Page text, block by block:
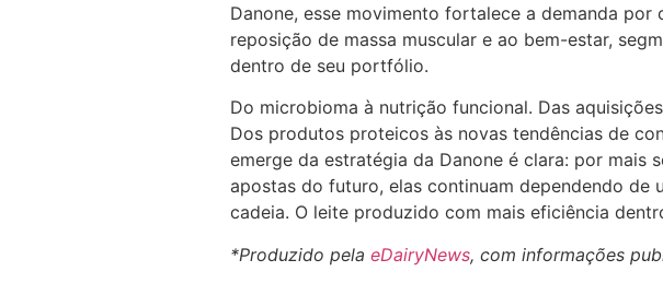
Danone, esse movimento fortalece a demanda por
reposição de massa muscular e ao bem-estar,
dentro de seu portfólio.
Do microbioma à nutrição funcional. Das
Dos produtos proteicos às novas tendências de
emerge da estratégia da Danone é clara: por mais
apostas do futuro, elas continuam dependendo de
cadeia. O leite produzido com mais eficiência
*Produzido pela eDairyNews, com informações